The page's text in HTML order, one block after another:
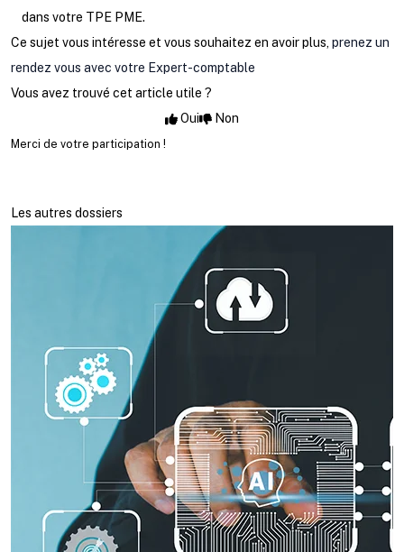
dans votre TPE PME.
Ce sujet vous intéresse et vous souhaitez en avoir plus, prenez un
rendez vous avec votre Expert-comptable
Vous avez trouvé cet article utile ?
Oui
Non
Merci de votre participation !
Les autres dossiers